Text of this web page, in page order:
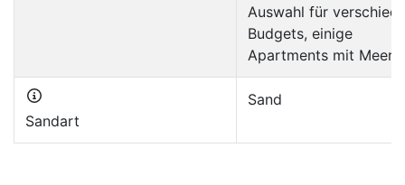
Auswahl für
Budgets, einige
Apartments mit
Sandart
Sand